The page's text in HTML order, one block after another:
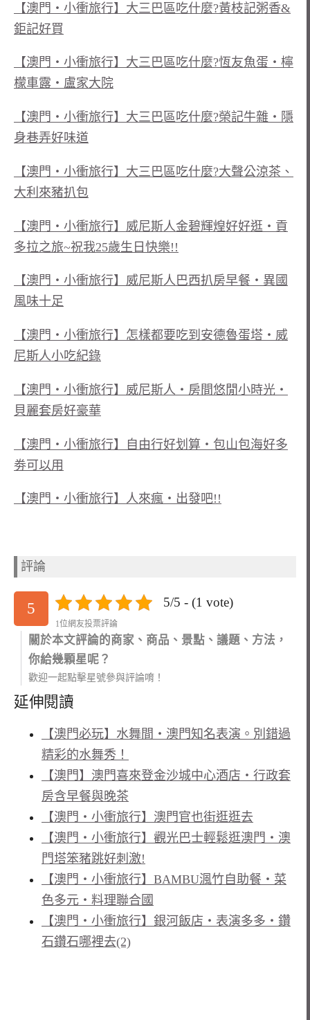
【澳門‧小衝旅行】大三巴區吃什麼?黃枝記粥香&
鉅記好買
【澳門‧小衝旅行】大三巴區吃什麼?恆友魚蛋‧檸
檬車露‧盧家大院
【澳門‧小衝旅行】大三巴區吃什麼?榮記牛雜‧隱
身巷弄好味道
【澳門‧小衝旅行】大三巴區吃什麼?大聲公涼茶、
大利來豬扒包
【澳門‧小衝旅行】威尼斯人金碧輝煌好好逛‧貢
多拉之旅~祝我25歲生日快樂!!
【澳門‧小衝旅行】威尼斯人巴西扒房早餐‧異國
風味十足
【澳門‧小衝旅行】怎樣都要吃到安德魯蛋塔‧威
尼斯人小吃紀錄
【澳門‧小衝旅行】威尼斯人‧房間悠閒小時光‧
貝麗套房好豪華
【澳門‧小衝旅行】自由行好划算‧包山包海好多
劵可以用
【澳門‧小衝旅行】人來瘋‧出發吧!!
評論
5 5/5 - (1 vote)
1位網友投票評論
關於本文評論的商家、商品、景點、議題、方法，
你給幾顆星呢？
歡迎一起點擊星號參與評論唷！
延伸閱讀
【澳門必玩】水舞間‧澳門知名表演。別錯過
精彩的水舞秀！
【澳門】澳門喜來登金沙城中心酒店‧行政套
房含早餐與晚茶
【澳門‧小衝旅行】澳門官也街逛逛去
【澳門‧小衝旅行】觀光巴士輕鬆逛澳門‧澳
門塔笨豬跳好刺激!
【澳門‧小衝旅行】BAMBU渢竹自助餐‧菜
色多元‧料理聯合國
【澳門‧小衝旅行】銀河飯店‧表演多多‧鑽
石鑽石哪裡去(2)